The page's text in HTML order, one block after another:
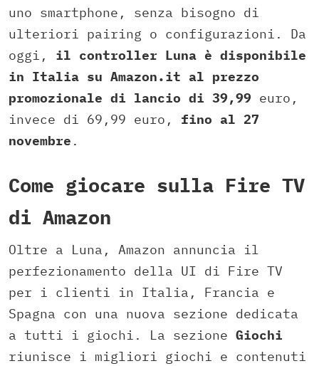
uno smartphone, senza bisogno di
ulteriori pairing o configurazioni. Da
oggi, il controller Luna è disponibile
in Italia su Amazon.it al prezzo
promozionale di lancio di 39,99 euro,
invece di 69,99 euro, fino al 27
novembre .
Come giocare sulla Fire TV
di Amazon
Oltre a Luna, Amazon annuncia il
perfezionamento della UI di Fire TV
per i clienti in Italia, Francia e
Spagna con una nuova sezione dedicata
a tutti i giochi. La sezione Giochi
riunisce i migliori giochi e contenuti